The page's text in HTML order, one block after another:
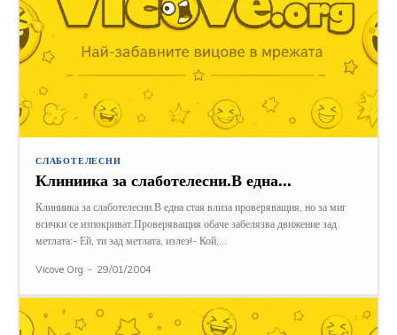
СЛАБОТЕЛЕСНИ
Клиниика за слаботелесни.В една…
Клиниика за слаботелесни.В една стая влиза проверяващия, но за миг
всички се изпокриват.Проверяващия обаче забелязва движение зад
метлата:- Ей, ти зад метлата, излез!- Кой,...
Vicove Org - 29/01/2004